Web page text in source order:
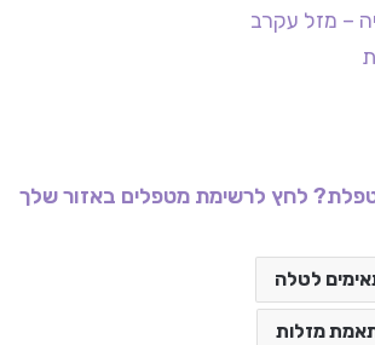
– מזל עקרב
לחץ לרשימת מטפלים באזור שלך
לטלה
מזלות